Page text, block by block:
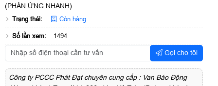
(PHẢN ỨNG NHANH)
Trạng thái: Còn hàng
Số lần xem: 1494
Gọi cho tôi
Công ty PCCC Phát Đạt chuyên cung cấp : Van Báo Động